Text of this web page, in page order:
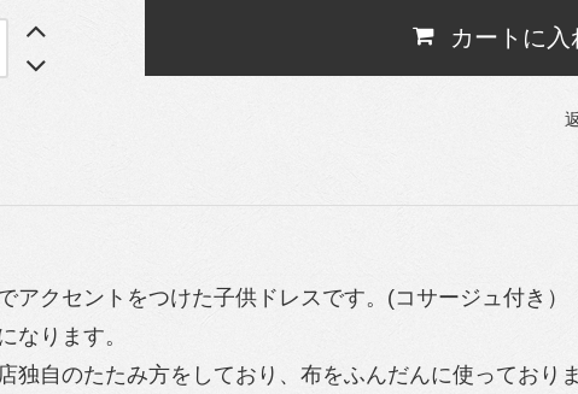
カートに入
アクセントをつけた子供ドレスです。(コサージュ付き）
なります。
独自のたたみ方をしており、布をふんだんに使っており